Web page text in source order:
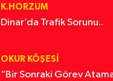
K.HORZUM
Dinar’da Trafik Sorunu..
OKUR KÖŞESİ
“Bir Sonraki Görev